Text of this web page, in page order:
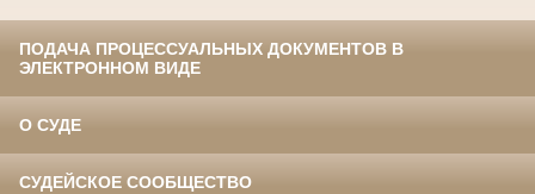
ПОДАЧА ПРОЦЕССУАЛЬНЫХ ДОКУМЕНТОВ В
ЭЛЕКТРОННОМ ВИДЕ
О СУДЕ
СУДЕЙСКОЕ СООБЩЕСТВО